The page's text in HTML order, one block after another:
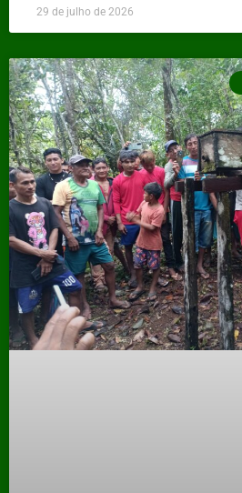
29 de julho de 2026